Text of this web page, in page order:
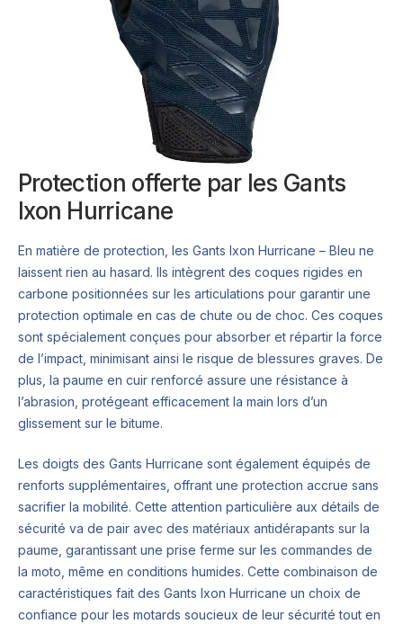
Protection offerte par les Gants
Ixon Hurricane
En matière de protection, les Gants Ixon Hurricane – Bleu ne
laissent rien au hasard. Ils intègrent des coques rigides en
carbone positionnées sur les articulations pour garantir une
protection optimale en cas de chute ou de choc. Ces coques
sont spécialement conçues pour absorber et répartir la force
de l’impact, minimisant ainsi le risque de blessures graves. De
plus, la paume en cuir renforcé assure une résistance à
l’abrasion, protégeant efficacement la main lors d’un
glissement sur le bitume.
Les doigts des Gants Hurricane sont également équipés de
renforts supplémentaires, offrant une protection accrue sans
sacrifier la mobilité. Cette attention particulière aux détails de
sécurité va de pair avec des matériaux antidérapants sur la
paume, garantissant une prise ferme sur les commandes de
la moto, même en conditions humides. Cette combinaison de
caractéristiques fait des Gants Ixon Hurricane un choix de
confiance pour les motards soucieux de leur sécurité tout en